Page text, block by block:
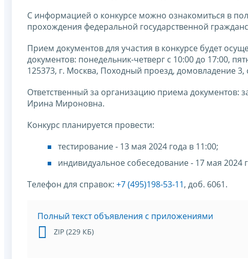
С информацией о конкурсе можно ознакомиться в
прохождения федеральной государственной
Прием документов для участия в конкурсе будет
документов: понедельник-четверг с 10:00 до 17:00,
125373, г. Москва, Походный проезд, домовладение 3,
Ответственный за организацию приема документов:
Ирина Мироновна.
Конкурс планируется провести:
тестирование ‑ 13 мая 2024 года в 11:00;
индивидуальное собеседование ‑ 17 мая 2024
Телефон для справок: +7 (495)198-53-11, доб. 6061.
Полный текст объявления c приложениями
ZIP (229 КБ)